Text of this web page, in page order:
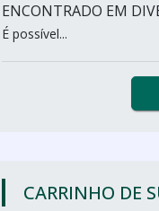
ENCONTRADO EM
É possível...
CARRINHO DE